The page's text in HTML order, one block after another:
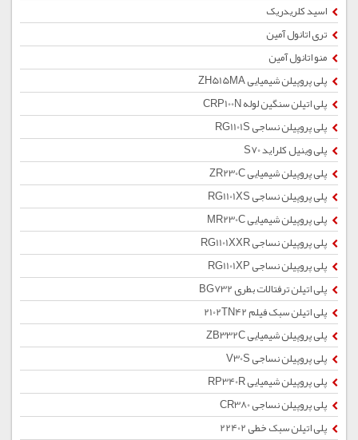
اسید کلریدریک
تری اتانول آمین
منو اتانول آمین
پلی پروپیلن شیمیایی ZH515MA
پلی اتیلن سنگین لوله CRP100N
پلی پروپیلن نساجی RG1101S
پلی وینیل کلراید S70
پلی پروپیلن شیمیایی ZR230C
پلی پروپیلن نساجی RG1101XS
پلی پروپیلن شیمیایی MR230C
پلی پروپیلن نساجی RG1101XXR
پلی پروپیلن نساجی RG1101XP
پلی اتیلن ترفتالات بطری BG732
پلی اتیلن سبک فیلم 2102TN42
پلی پروپیلن شیمیایی ZB332C
پلی پروپیلن نساجی V30S
پلی پروپیلن شیمیایی RP340R
پلی پروپیلن نساجی CR380
پلی اتیلن سبک خطی 22402